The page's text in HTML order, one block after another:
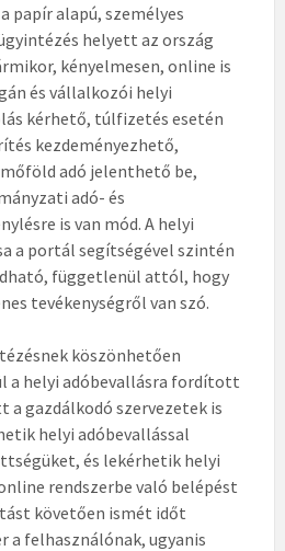
papír alapú, személyes
helyett az ország
kényelmesen, online is
és vállalkozói helyi
kérhető, túlfizetés esetén
kezdeményezhető,
adó jelenthető be,
adó- és
is van mód. A helyi
a portál segítségével szintén
függetlenül attól, hogy
tevékenységről van szó.
köszönhetően
a helyi adóbevallásra fordított
a gazdálkodó szervezetek is
helyi adóbevallással
és lekérhetik helyi
rendszerbe való belépést
követően ismét időt
a felhasználónak, ugyanis